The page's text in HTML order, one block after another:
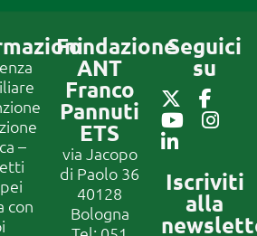
–
con
Fondazione
ANT
Franco
Pannuti
ETS
via Jacopo
di Paolo 36
40128
Bologna
Seguici
su
Iscriviti
alla